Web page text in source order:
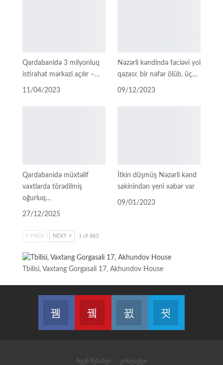
Qardabanidə 3 milyonluq
istirahət mərkəzi açılır –…
11/04/2023
Nəzərli kəndində faciəvi yol
qəzası: bir nəfər ölüb, üç…
09/12/2023
Qardabanidə müxtəlif
vaxtlarda törədilmiş
oğurluq…
27/12/2025
İtkin düşmüş Nəzərli kənd
sakinindən yeni xəbər var
09/01/2023
PREV NEXT 1 of 863
Tbilisi, Vaxtang Gorgasali 17, Akhundov House
Join us on FacebookJoin us on YoutubeJoin us on Instagram
ჩვენ შესახებ კონტაქტი